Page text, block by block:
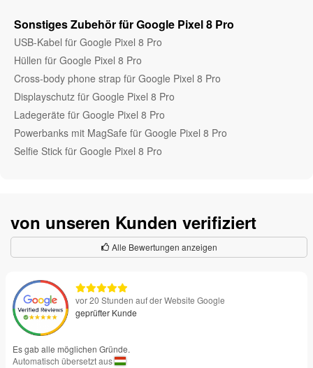
Sonstiges Zubehör für Google Pixel 8 Pro
USB-Kabel für Google Pixel 8 Pro
Hüllen für Google Pixel 8 Pro
Cross-body phone strap für Google Pixel 8 Pro
Displayschutz für Google Pixel 8 Pro
Ladegeräte für Google Pixel 8 Pro
Powerbanks mit MagSafe für Google Pixel 8 Pro
Selfie Stick für Google Pixel 8 Pro
von unseren Kunden verifiziert
Alle Bewertungen anzeigen
vor 20 Stunden auf der Website Google
geprüfter Kunde
Es gab alle möglichen Gründe.
Automatisch übersetzt aus